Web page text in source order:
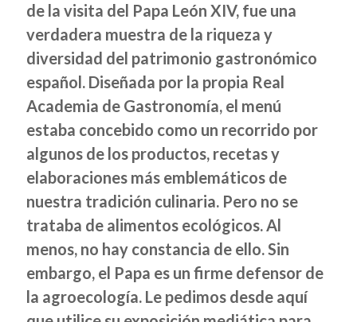
de la visita del Papa León XIV, fue una
verdadera muestra de la riqueza y
diversidad del patrimonio gastronómico
español. Diseñada por la propia Real
Academia de Gastronomía, el menú
estaba concebido como un recorrido por
algunos de los productos, recetas y
elaboraciones más emblemáticos de
nuestra tradición culinaria. Pero no se
trataba de alimentos ecológicos. Al
menos, no hay constancia de ello. Sin
embargo, el Papa es un firme defensor de
la agroecología. Le pedimos desde aquí